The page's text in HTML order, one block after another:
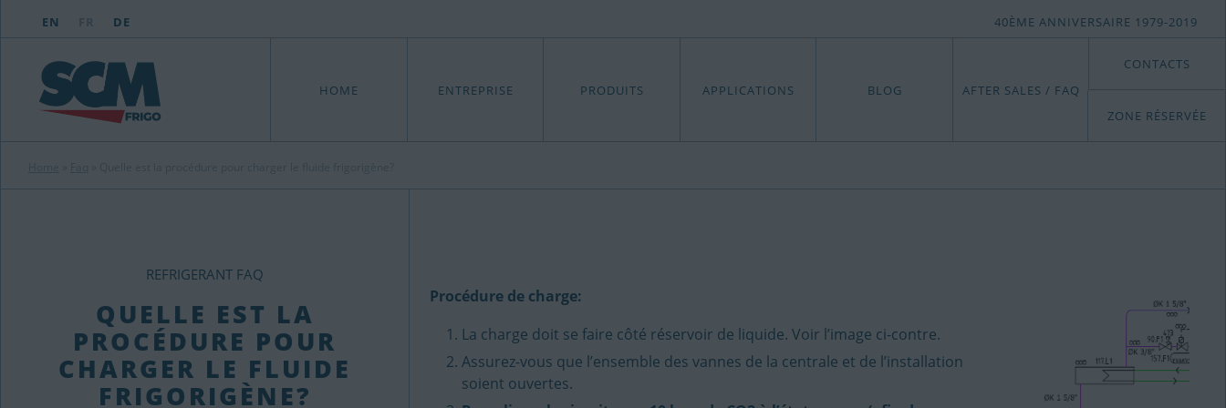
EN DE 40ÈME ANNIVERSAIRE 1979-2019
HOME ENTREPRISE PRODUITS APPLICATIONS BLOG
AFTER SALES / FAQ
ZONE RÉSERVÉE
CONTACTS
REFRIGERANT FAQ
QUELLE EST LA
PROCÉDURE POUR
CHARGER LE FLUIDE
FRIGORIGÈNE?
Procédure de charge:
La charge doit se faire côté réservoir de liquide. Voir l’image ci-contre.
Assurez-vous que l’ensemble des vannes de la centrale et de l’installation
soient ouvertes.